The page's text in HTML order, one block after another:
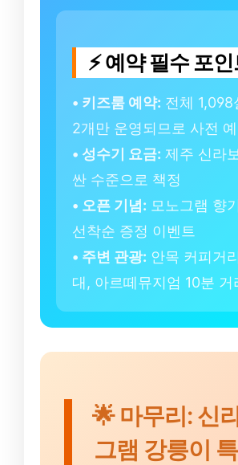
⚡ 예약 필수 포
• 키즈룸 예약: 전체 1,098
2개만 운영되므로 사전
• 성수기 요금: 제주 신라
싼 수준으로 책정
• 오픈 기념: 모노그램 향
선착순 증정 이벤트
• 주변 관광: 안목 커피거
대, 아르떼뮤지엄 10분 거
🌟 마무리: 신
그램 강릉이